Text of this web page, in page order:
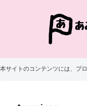
本サイトのコンテンツには、プ